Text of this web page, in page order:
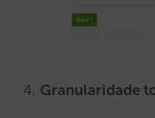
Granularidade